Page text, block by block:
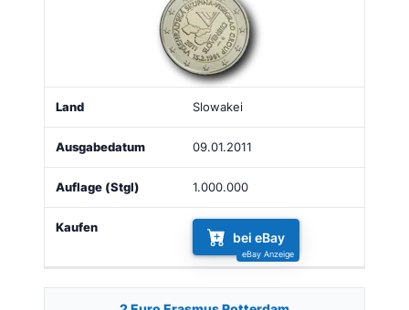
Slowakei
09.01.2011
1.000.000
bei eBay